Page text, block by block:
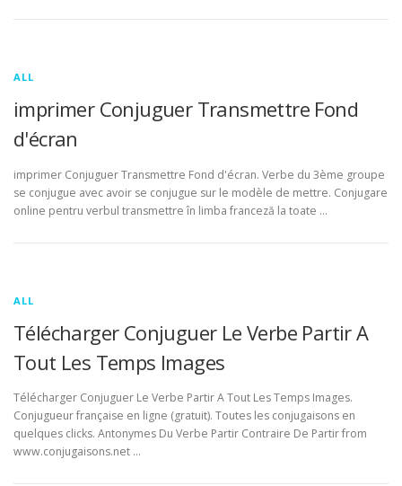
ALL
imprimer Conjuguer Transmettre Fond
d'écran
imprimer Conjuguer Transmettre Fond d'écran. Verbe du 3ème groupe
se conjugue avec avoir se conjugue sur le modèle de mettre. Conjugare
online pentru verbul transmettre în limba franceză la toate …
ALL
Télécharger Conjuguer Le Verbe Partir A
Tout Les Temps Images
Télécharger Conjuguer Le Verbe Partir A Tout Les Temps Images.
Conjugueur française en ligne (gratuit). Toutes les conjugaisons en
quelques clicks. Antonymes Du Verbe Partir Contraire De Partir from
www.conjugaisons.net …